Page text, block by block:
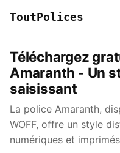
ToutPolices
Téléchargez
Amaranth - Un
saisissant
La police Amaranth,
WOFF, offre un style
numériques et